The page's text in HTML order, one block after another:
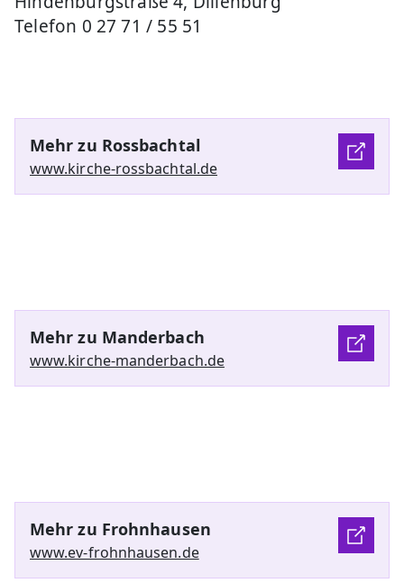
Telefon 0 27 71 / 55 51
Mehr zu Rossbachtal
www.kirche-rossbachtal.de
Mehr zu Manderbach
www.kirche-manderbach.de
Mehr zu Frohnhausen
www.ev-frohnhausen.de